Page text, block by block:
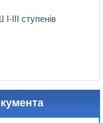
ІІІ ступенів